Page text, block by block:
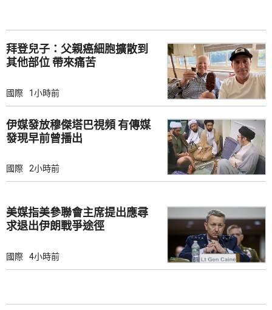
拜登兒子：父親癌細胞擴散到
其他部位 帶來痛苦
國際 1小時前
伊媒發放穆傑塔巴視頻 有傳媒
發現早前曾播出
國際 2小時前
美媒指美參聯會主席提出應尋
求退出伊朗戰爭途徑
國際 4小時前